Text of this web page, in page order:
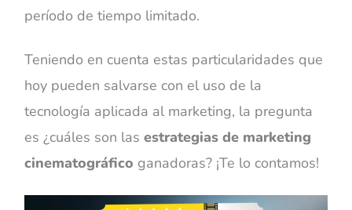
período de tiempo limitado.
Teniendo en cuenta estas particularidades que
hoy pueden salvarse con el uso de la
tecnología aplicada al marketing, la pregunta
es ¿cuáles son lasestrategias de marketing
cinematográfico ganadoras? ¡Te lo contamos!